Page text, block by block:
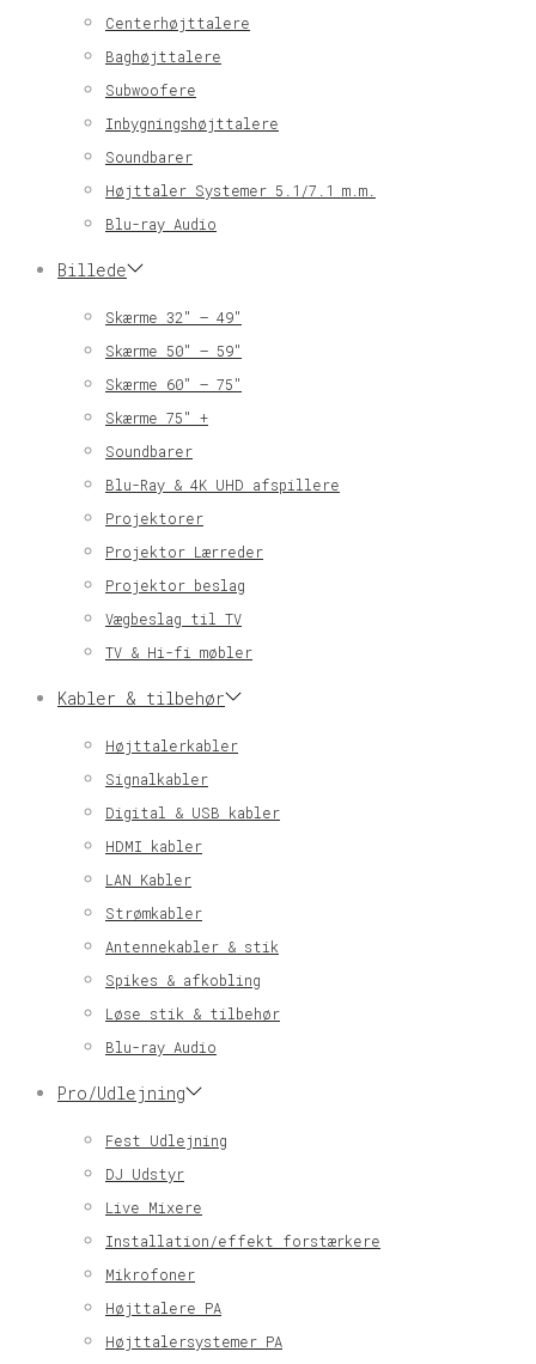
Centerhøjttalere
Baghøjttalere
Subwoofere
Inbygningshøjttalere
Soundbarer
Højttaler Systemer 5.1/7.1 m.m.
Blu-ray Audio
Billede
Skærme 32″ – 49″
Skærme 50″ – 59″
Skærme 60″ – 75″
Skærme 75″ +
Soundbarer
Blu-Ray & 4K UHD afspillere
Projektorer
Projektor Lærreder
Projektor beslag
Vægbeslag til TV
TV & Hi-fi møbler
Kabler & tilbehør
Højttalerkabler
Signalkabler
Digital & USB kabler
HDMI kabler
LAN Kabler
Strømkabler
Antennekabler & stik
Spikes & afkobling
Løse stik & tilbehør
Blu-ray Audio
Pro/Udlejning
Fest Udlejning
DJ Udstyr
Live Mixere
Installation/effekt forstærkere
Mikrofoner
Højttalere PA
Højttalersystemer PA